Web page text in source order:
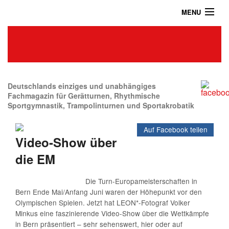
MENU
Abonnieren
Shop
Über uns
Kontakt / Impressum / Datenschutz
Deutschlands einziges und unabhängiges
Fachmagazin für Gerätturnen, Rhythmische
Sportgymnastik, Trampolinturnen und Sportakrobatik
Auf Facebook teilen
Video-Show über
die EM
Die Turn-Europameisterschaften in
Bern Ende Mai/Anfang Juni waren der Höhepunkt vor den
Olympischen Spielen. Jetzt hat LEON*-Fotograf Volker
Minkus eine faszinierende Video-Show über die Wettkämpfe
in Bern präsentiert – sehr sehenswert, hier oder auf